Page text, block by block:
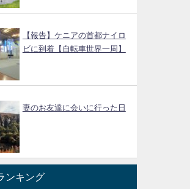
【報告】ケニアの首都ナイロ
ビに到着【自転車世界一周】
妻のお友達に会いに行った日
ンキング